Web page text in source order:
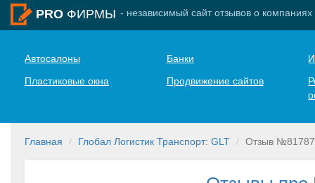
PRO ФИРМЫ - независимый сайт отзывов о компаниях
Автосалоны Банки
Пластиковые окна
Продвижение сайтов
Главная Глобал Логистик Транспорт: GLT Отзыв